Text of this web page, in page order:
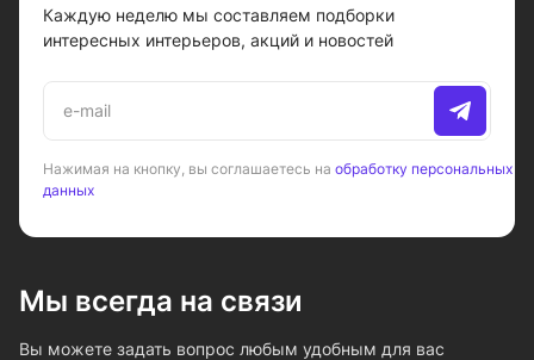
Каждую неделю мы составляем подборки
интересных интерьеров, акций и новостей
Нажимая на кнопку, вы соглашаетесь на обработку персональных
данных
Мы всегда на связи
Вы можете задать вопрос любым удобным для вас